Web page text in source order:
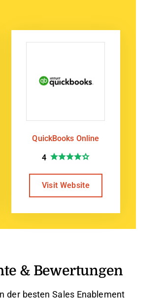
QuickBooks Online
4
Visit Website
& Bewertungen
der besten Sales Enablement